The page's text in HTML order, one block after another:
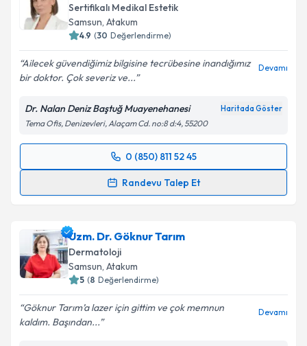
Sertifikalı Medikal Estetik
Samsun, Atakum
4.9 (30 Değerlendirme)
Ailecek güvendiğimiz bilgisine tecrübesine inandığımız
bir doktor. Çok severiz ve...
Devamı
Dr. Nalan Deniz Baştuğ Muayenehanesi Haritada Göster
Tema Ofis, Denizevleri, Alaçam Cd. no:8 d:4, 55200
0 (850) 811 52 45
Randevu Talep Et
Randevu Takvimi Talebi
takvim hazırlandığında e-posta ile bilgilendireceğiz.
E-posta Adresiniz
Uzm. Dr. Göknur Tarım
Dermatoloji
Samsun, Atakum
5 (8 Değerlendirme)
Göknur Tarım’a lazer için gittim ve çok memnun
kaldım. Başından...
Devamı